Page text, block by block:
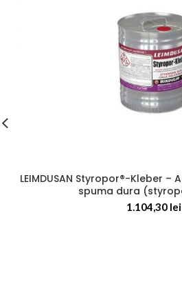
LEIMDUSAN Styropor®-Kleber –
spuma dura
1.104,30 lei